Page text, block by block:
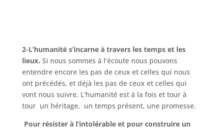
2-L’humanité s’incarne à travers les temps et les
lieux. Si nous sommes à l’écoute nous pouvons
entendre encore les pas de ceux et celles qui nous
ont précédés, et déjà les pas de ceux et celles qui
vont nous suivre. L’humanité est à la fois et tour à
tour un héritage, un temps présent, une promesse.
Pour résister à l’intolérable et pour construire un